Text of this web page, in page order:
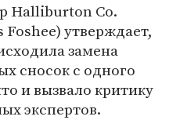
Halliburton Co.
утверждает,
замена
сносок с одного
и вызвало критику
экспертов.